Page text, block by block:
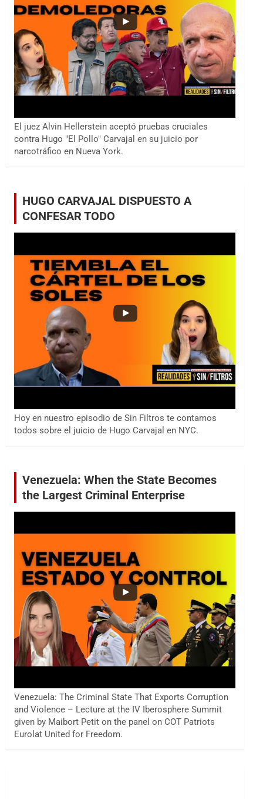
El juez Alvin Hellerstein aceptó pruebas cruciales
contra Hugo "El Pollo" Carvajal en su juicio por
narcotráfico en Nueva York.
HUGO CARVAJAL DISPUESTO A
CONFESAR TODO
Hoy en nuestro episodio de Sin Filtros te contamos
todos sobre el juicio de Hugo Carvajal en NYC.
Venezuela: When the State Becomes
the Largest Criminal Enterprise
Venezuela: The Criminal State That Exports Corruption
and Violence – Lecture at the IV Iberosphere Summit
given by Maibort Petit on the panel on COT Patriots
Eurolat United for Freedom.